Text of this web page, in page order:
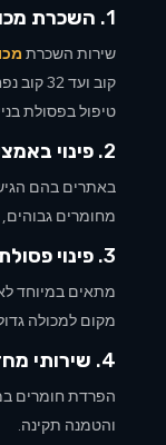
1. השכרת
שירות השכרת
קוב ועד
טיפול בפסולת
2. פינוי
באתרים בהם
מחומרים
3. פינוי
מתאים במיוחד
מקום למכולה
4. שירותי
הפרדת חומרים
והטמנה תקינה.